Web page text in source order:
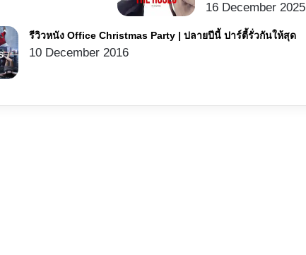
16 December 2025
รีวิวหนัง Office Christmas Party | ปลายปีนี้ ปาร์ตี้รั่วกันให้สุด
10 December 2016